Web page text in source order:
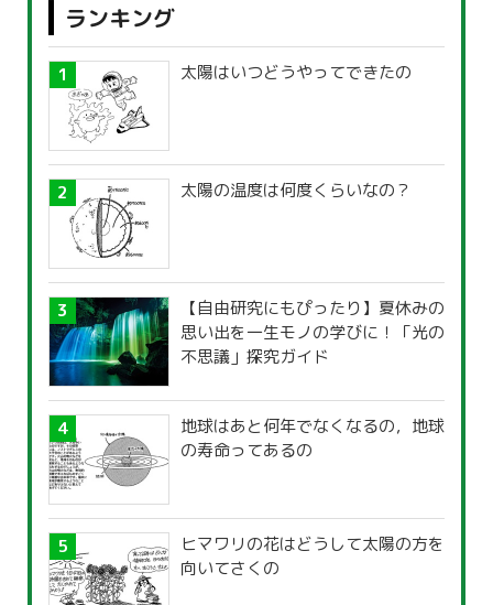
ランキング
太陽はいつどうやってできたの
太陽の温度は何度くらいなの？
【自由研究にもぴったり】夏休みの
思い出を一生モノの学びに！「光の
不思議」探究ガイド
地球はあと何年でなくなるの，地球
の寿命ってあるの
ヒマワリの花はどうして太陽の方を
向いてさくの